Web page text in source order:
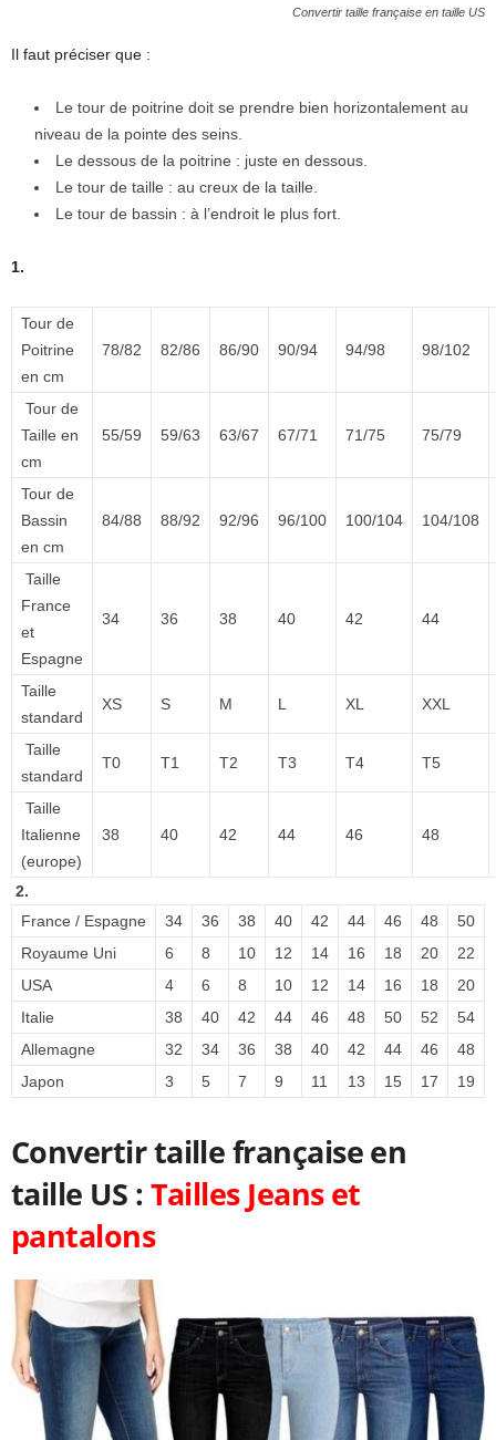
Convertir taille française en taille US
Il faut préciser que :
Le tour de poitrine doit se prendre bien horizontalement au
niveau de la pointe des seins.
Le dessous de la poitrine : juste en dessous.
Le tour de taille : au creux de la taille.
Le tour de bassin : à l’endroit le plus fort.
1.
Tour de
Poitrine
en cm
78/82 82/86 86/90 90/94 94/98 98/102
Tour de
Taille en
cm
55/59 59/63 63/67 67/71 71/75 75/79
Tour de
Bassin
en cm
84/88 88/92 92/96 96/100 100/104 104/108
Taille
France
et
Espagne
34 36 38 40 42 44
Taille
standard
XS S M L XL XXL
Taille
standard
T0 T1 T2 T3 T4 T5
Taille
Italienne
(europe)
38 40 42 44 46 48
2.
France / Espagne
34 36 38 40 42 44 46 48
50
Royaume Uni
6 8 10 12 14 16 18 20
22
USA
4 6 8 10 12 14 16 18
20
Italie
38 40 42 44 46 48 50 52
54
Allemagne
32 34 36 38 40 42 44 46
48
Japon
3 5 7 9 11 13 15 17 19
Convertir taille française en
taille US :Tailles Jeans et
pantalons